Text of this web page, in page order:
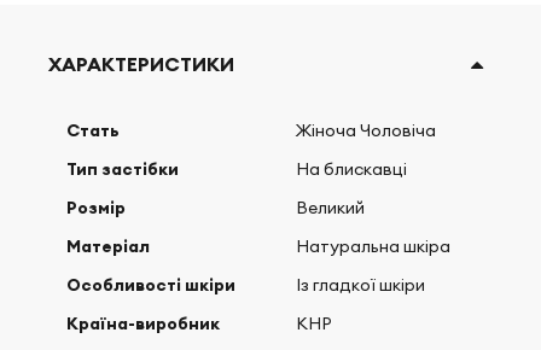
ХАРАКТЕРИСТИКИ
Стать
Жіноча Чоловіча
Тип застібки
На блискавці
Розмір
Великий
Матеріал
Натуральна шкіра
Особливості шкіри
Із гладкої шкіри
Країна-виробник
КНР